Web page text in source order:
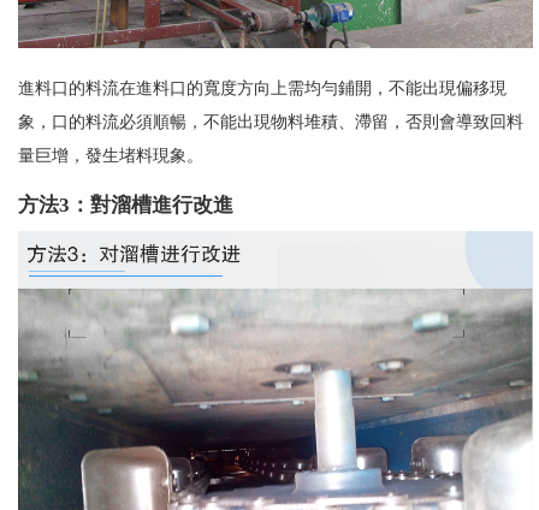
進料口的料流在進料口的寬度方向上需均勻鋪開，不能出現偏移現
象，口的料流必須順暢，不能出現物料堆積、滯留，否則會導致回料
量巨增，發生堵料現象。
方法3：對溜槽進行改進